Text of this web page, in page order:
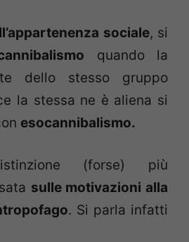
sociale, si
quando la
dello stesso gruppo
la stessa ne è aliena si
esocannibalismo.
(forse) più
sulle motivazioni alla
. Si parla infatti